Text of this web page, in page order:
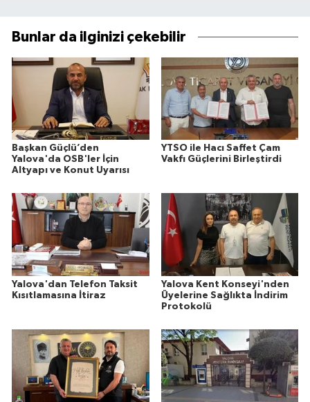
Bunlar da ilginizi çekebilir
Başkan Güçlü’den
Yalova'da OSB'ler İçin
Altyapı ve Konut Uyarısı
YTSO ile Hacı Saffet Çam
Vakfı Güçlerini Birleştirdi
Yalova'dan Telefon Taksit
Kısıtlamasına İtiraz
Yalova Kent Konseyi'nden
Üyelerine Sağlıkta İndirim
Protokolü